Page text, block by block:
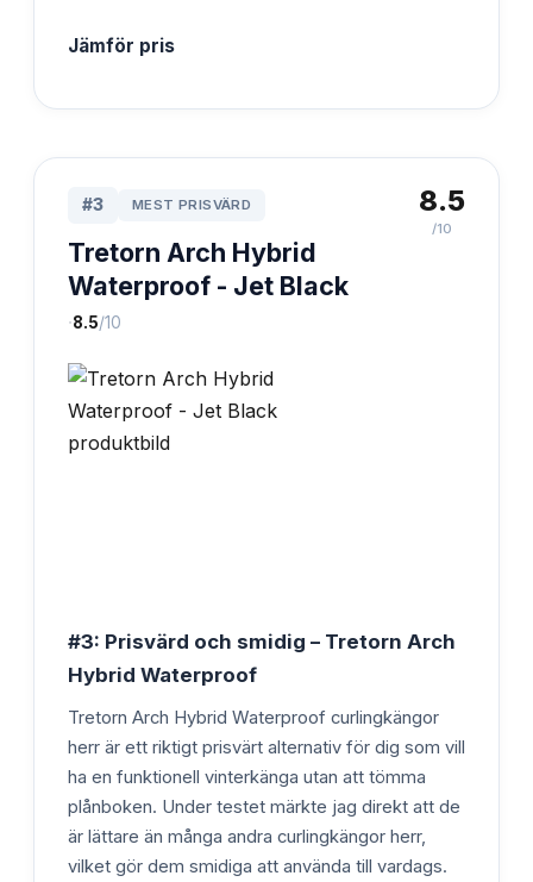
Jämför pris
#3 MEST PRISVÄRD
Tretorn Arch Hybrid
Waterproof - Jet Black
·8.5/10
8.5
/10
#3: Prisvärd och smidig – Tretorn Arch
Hybrid Waterproof
Tretorn Arch Hybrid Waterproof curlingkängor
herr är ett riktigt prisvärt alternativ för dig som vill
ha en funktionell vinterkänga utan att tömma
plånboken. Under testet märkte jag direkt att de
är lättare än många andra curlingkängor herr,
vilket gör dem smidiga att använda till vardags.